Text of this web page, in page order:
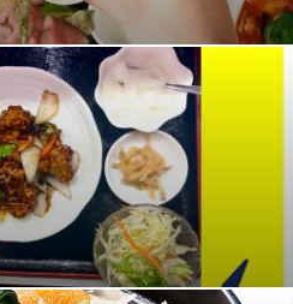
、お洒落女子会にピッタリ！お得
(税込)！！その他3500円からご用